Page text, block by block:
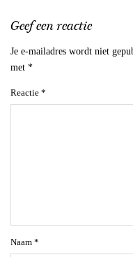
Geef een reactie
Je e-mailadres wordt niet
met *
Reactie *
Naam *